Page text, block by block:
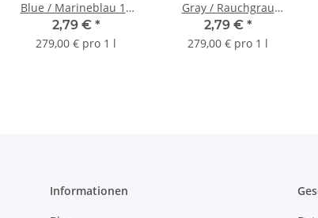
Blue / Marineblau 10
ml
2,79 € *
279,00 € pro 1 l
Gray / Rauchgrau
glänzend 10ml
2,79 € *
279,00 € pro 1 l
Informationen